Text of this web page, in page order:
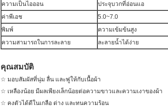
ความเป็นไอออน
ประจุบวกที่อ่อนแอ
ค่าพีเอช
5.0~7.0
พิมพ์
ความเข้มข้นสูง
ความสามารถในการละลาย
ละลายน้ำได้ง่าย
คุณสมบัติ
☆ มอบสัมผัสที่นุ่ม ลื่น และฟูให้กับเนื้อผ้า
☆ เหลืองน้อย มีผลเพียงเล็กน้อยต่อความขาวและความเงาของผ้า
☆ คงตัวได้ดีในเกลือ ด่าง และทนความร้อน